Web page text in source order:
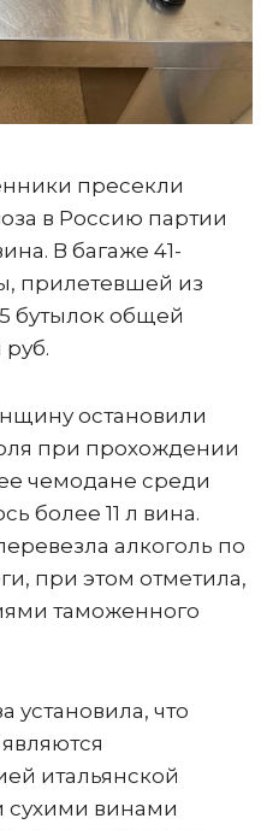
пресекли
в Россию партии
В багаже 41-
прилетевшей из
бутылок общей
остановили
при прохождении
чемодане среди
более 11 л вина.
алкоголь по
при этом отметила,
таможенного
установила, что
итальянской
сухими винами